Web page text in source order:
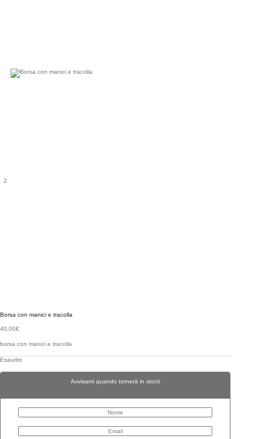
Borsa con manici e tracolla
40,00€
borsa con manici e tracolla
Esaurito
Avvisami quando tornerà in stock